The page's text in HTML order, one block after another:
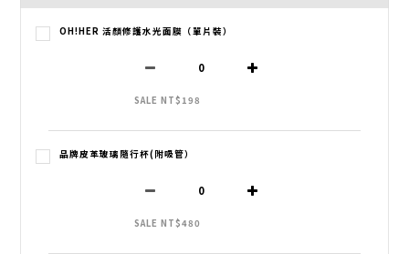
OH!HER 活顏修護水光面膜（單片裝）
SALE NT$198
品牌皮革玻璃隨行杯(附吸管）
SALE NT$480